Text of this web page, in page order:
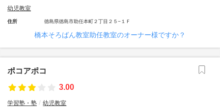
幼児教室
住所 徳島県徳島市助任本町２丁目２５−１Ｆ
橋本そろばん教室助任教室のオーナー様ですか？
ポコアポコ
3.00
学習塾・塾 幼児教室